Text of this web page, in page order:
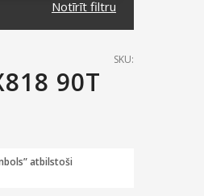
Notīrīt filtru
SKU:
90T
atbilstoši